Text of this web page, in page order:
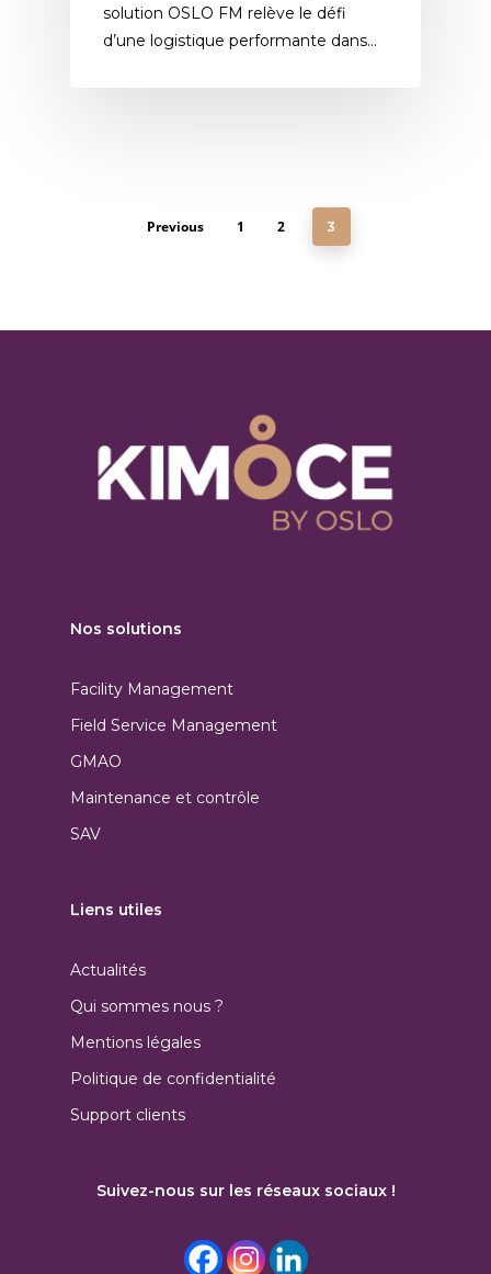
solution OSLO FM relève le défi
d’une logistique performante dans…
Previous 1 2 3
Nos solutions
Facility Management
Field Service Management
GMAO
Maintenance et contrôle
SAV
Liens utiles
Actualités
Qui sommes nous ?
Mentions légales
Politique de confidentialité
Support clients
Suivez-nous sur les réseaux sociaux !